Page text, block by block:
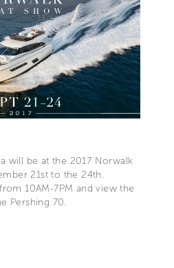
will be at the 2017 Norwalk
21st to the 24th.
10AM-7PM and view the
Pershing 70.